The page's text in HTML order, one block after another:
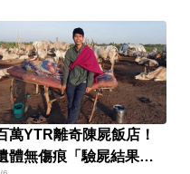
萬YTR離奇陳屍飯店！
體無傷痕「驗屍結果